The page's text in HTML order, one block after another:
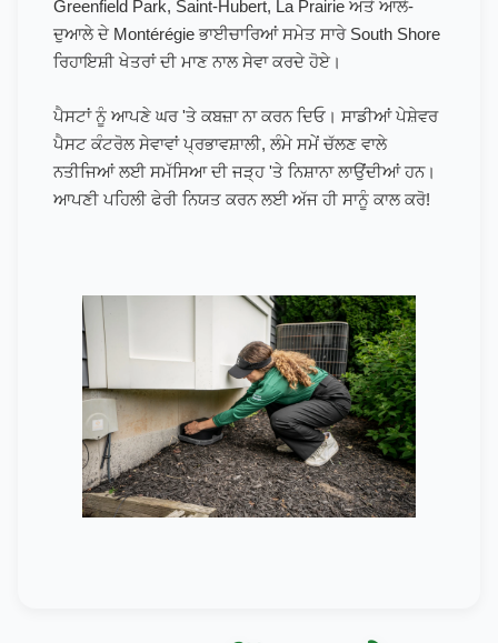
Greenfield Park, Saint-Hubert, La Prairie ਅਤੇ ਆਲੇ-
ਦੁਆਲੇ ਦੇ Montérégie ਭਾਈਚਾਰਿਆਂ ਸਮੇਤ ਸਾਰੇ South Shore
ਰਿਹਾਇਸ਼ੀ ਖੇਤਰਾਂ ਦੀ ਮਾਣ ਨਾਲ ਸੇਵਾ ਕਰਦੇ ਹੋਏ।
ਪੈਸਟਾਂ ਨੂੰ ਆਪਣੇ ਘਰ 'ਤੇ ਕਬਜ਼ਾ ਨਾ ਕਰਨ ਦਿਓ। ਸਾਡੀਆਂ ਪੇਸ਼ੇਵਰ
ਪੈਸਟ ਕੰਟਰੋਲ ਸੇਵਾਵਾਂ ਪ੍ਰਭਾਵਸ਼ਾਲੀ, ਲੰਮੇ ਸਮੇਂ ਚੱਲਣ ਵਾਲੇ
ਨਤੀਜਿਆਂ ਲਈ ਸਮੱਸਿਆ ਦੀ ਜੜ੍ਹ 'ਤੇ ਨਿਸ਼ਾਨਾ ਲਾਉਂਦੀਆਂ ਹਨ।
ਆਪਣੀ ਪਹਿਲੀ ਫੇਰੀ ਨਿਯਤ ਕਰਨ ਲਈ ਅੱਜ ਹੀ ਸਾਨੂੰ ਕਾਲ ਕਰੋ!